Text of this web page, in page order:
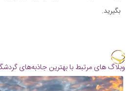
بگیرید.
وبلاگ های مرتبط با بهترین جاذبه‌های